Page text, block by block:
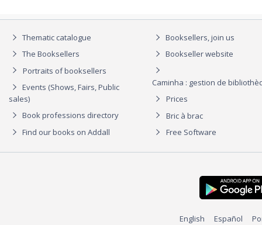
Thematic catalogue
The Booksellers
Portraits of booksellers
Events (Shows, Fairs, Public
sales)
Book professions directory
Find our books on Addall
Booksellers, join us
Bookseller website
Caminha : gestion de
Prices
Bric à brac
Free Software
English Español